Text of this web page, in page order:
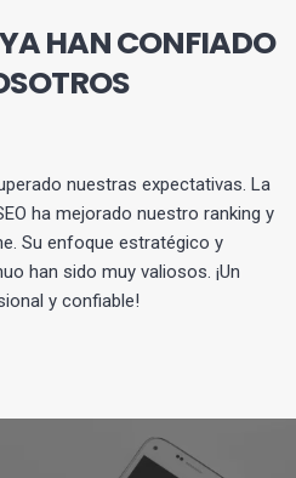
HAN CONFIADO
nuestras expectativas. La
ha mejorado nuestro ranking y
Su enfoque estratégico y
han sido muy valiosos. ¡Un
y confiable!